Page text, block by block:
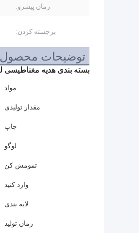
زمان پیشرو:
برجسته کردن:
توضیحات محصول
بسته بندی هدیه
مواد
مقدار تولیدی
چاپ
لوگو
تمومش کن
وارد کنید
لایه بندی
زمان تولید